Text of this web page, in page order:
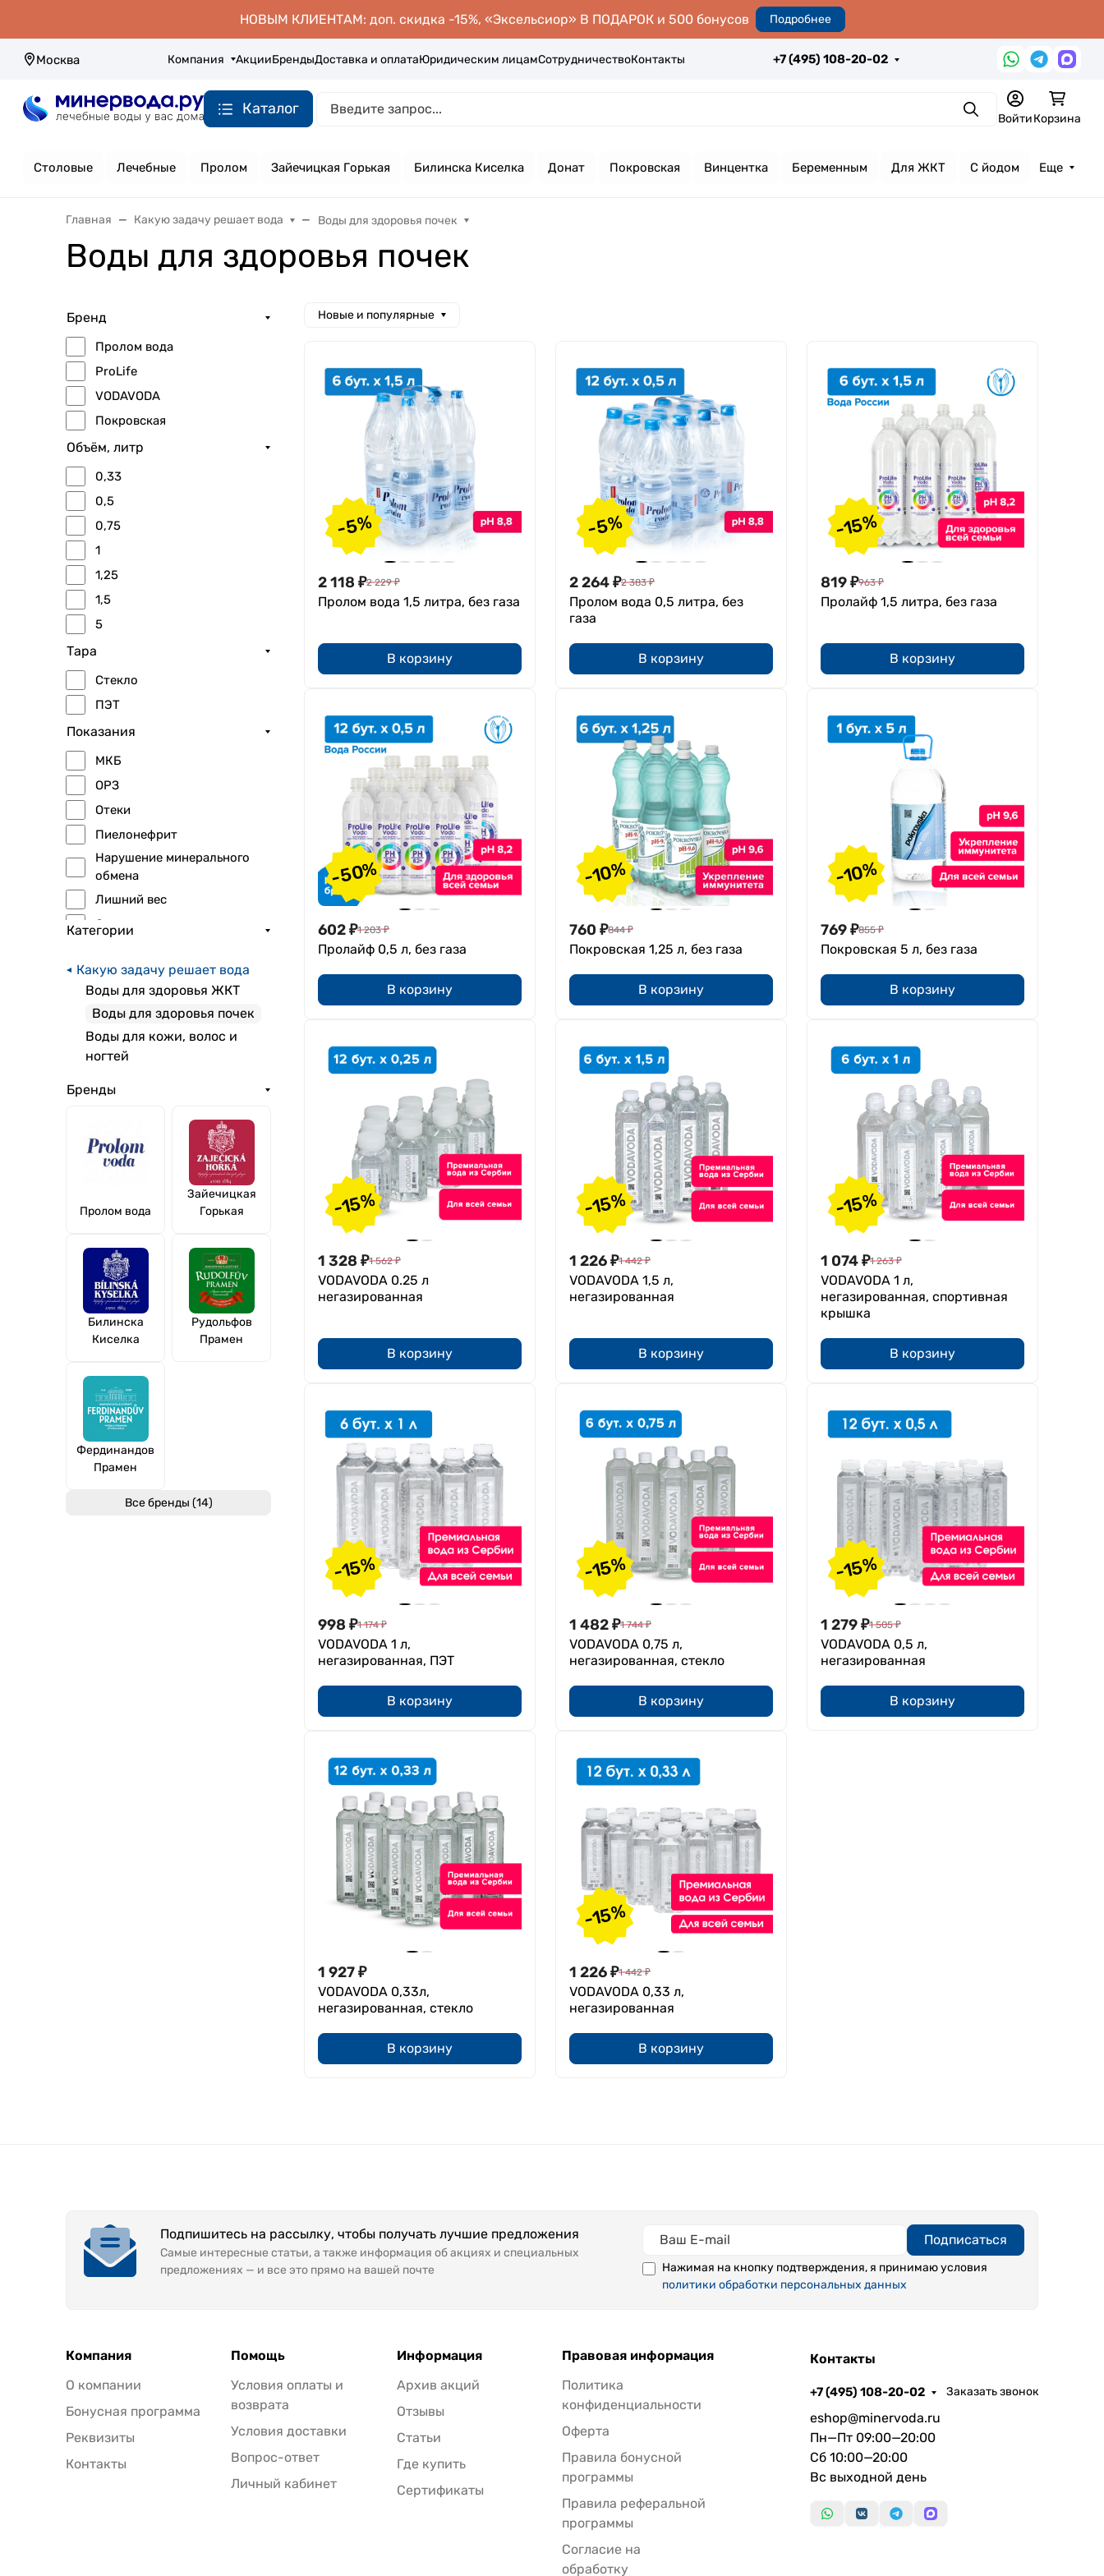
НОВЫМ КЛИЕНТАМ: доп. скидка -15%, «Эксельсиор» В ПОДАРОК и 500 бонусов Подробнее
Москва Компания АкцииБрендыДоставка и оплатаЮридическим лицамСотрудничествоКонтакты +7 (495) 108-20-02
Каталог ПоискВойтиКорзина
Столовые Лечебные Пролом Зайечицкая Горькая Билинска Киселка Донат Покровская Винцентка Беременным Для ЖКТ С йодом Еще
Главная Какую задачу решает вода Воды для здоровья почек
Воды для здоровья почек
Бренд
Пролом вода
ProLife
VODAVODA
Покровская
Объём, литр
0,33
0,5
0,75
1
1,25
1,5
5
0,25
Тара
Стекло
ПЭТ
Показания
МКБ
ОРЗ
Отеки
Пиелонефрит
Нарушение минерального
обмена
Лишний вес
Сухость кожи
цистит
Атопический дерматит,
экзема, псориаз
Поддержание водно-
организме
Поддержка кислотно-
щелочного баланса
Поддержка работы
желудочно-кишечного
тракта
соединительной ткани
Восполнение дефицитов
микроэлементов
Отеки в т.ч. во время
беременности
преждевременного старения
организма, окислительный
стресс
Категории
Какую задачу решает вода
Воды для здоровья ЖКТ
Воды для здоровья почек
Воды для кожи, волос и
ногтей
Бренды
Пролом вода
Зайечицкая
Горькая
Билинска
Киселка
Рудольфов
Прамен
Фердинандов
Прамен
Все бренды (14)
Новые и популярные
-5%
2 118 ₽2 229 ₽
Пролом вода 1,5 литра, без газа
В корзину
-5%
2 264₽2 383 ₽
Пролом вода 0,5 литра, без
газа
В корзину
-15%
819₽963 ₽
Пролайф 1,5 литра, без газа
В корзину
-50%
602₽1 203 ₽
Пролайф 0,5 л, без газа
В корзину
-10%
760 ₽844 ₽
Покровская 1,25 л, без газа
В корзину
-10%
769₽855 ₽
Покровская 5 л, без газа
В корзину
-15%
1 328 ₽1 562 ₽
VODAVODA 0.25 л
негазированная
В корзину
-15%
1 226₽1 442 ₽
VODAVODA 1,5 л,
негазированная
В корзину
-15%
1 074₽1 263 ₽
VODAVODA 1 л,
негазированная, спортивная
крышка
В корзину
-15%
998 ₽1 174 ₽
VODAVODA 1 л,
негазированная, ПЭТ
В корзину
-15%
1 482₽1 744 ₽
VODAVODA 0,75 л,
негазированная, стекло
В корзину
-15%
1 279₽1 505 ₽
VODAVODA 0,5 л,
негазированная
В корзину
1 927₽
VODAVODA 0,33л,
негазированная, стекло
В корзину
-15%
1 226₽1 442 ₽
VODAVODA 0,33 л,
негазированная
В корзину
Подпишитесь на рассылку, чтобы получать лучшие предложения
Самые интересные статьи, а также информация об акциях и специальных
предложениях — и все это прямо на вашей почте
Подписаться
Нажимая на кнопку подтверждения, я принимаю условия
политики обработки персональных данных
Компания
О компании
Бонусная программа
Реквизиты
Контакты
Помощь
Условия оплаты и
возврата
Условия доставки
Вопрос-ответ
Личный кабинет
Информация
Архив акций
Отзывы
Статьи
Где купить
Сертификаты
Правовая информация
Политика
конфиденциальности
Оферта
Правила бонусной
программы
Правила реферальной
программы
Согласие на
обработку
Контакты
+7 (495) 108-20-02 Заказать звонок
eshop@minervoda.ru
Пн—Пт 09:00—20:00
Сб 10:00—20:00
Вс выходной день